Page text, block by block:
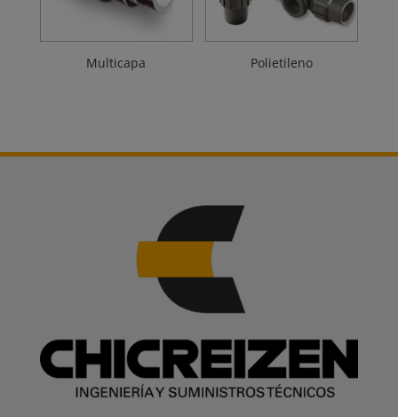
Multicapa Polietileno